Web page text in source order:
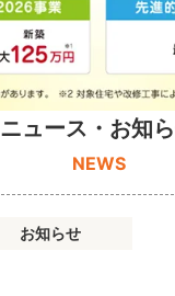
ニュース・お知
NEWS
お知らせ